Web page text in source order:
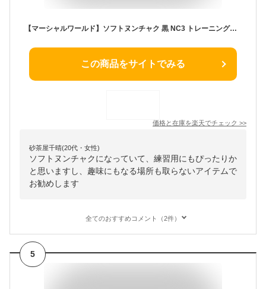
【マーシャルワールド】ソフトヌンチャク 黒 NC3 トレーニング用 MARTIAL WORLD
この商品をサイトでみる
価格と在庫を楽天でチェック >>
砂茶屋千晴(20代・女性)
ソフトヌンチャクになっていて、練習用にもぴったりか
と思いますし、趣味にもなる場所も取らないアイテムで
お勧めします
全てのおすすめコメント（2件）
5